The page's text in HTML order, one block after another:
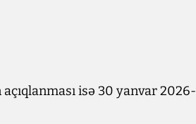
isə 30 yanvar 2026-